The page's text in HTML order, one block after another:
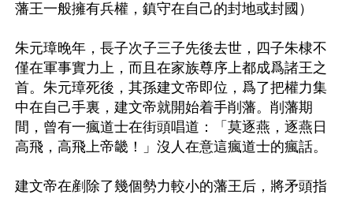
藩王一般擁有兵權，鎮守在自己的封地或封國）
朱元璋晚年，長子次子三子先後去世，四子朱棣不
僅在軍事實力上，而且在家族尊序上都成爲諸王之
首。朱元璋死後，其孫建文帝即位，爲了把權力集
中在自己手裏，建文帝就開始着手削藩。削藩期
間，曾有一瘋道士在街頭唱道：「莫逐燕，逐燕日
高飛，高飛上帝畿！」沒人在意這瘋道士的瘋話。
建文帝在剷除了幾個勢力較小的藩王后，將矛頭指